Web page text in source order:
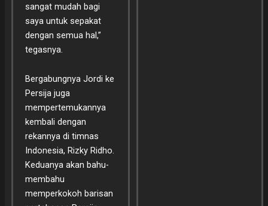
sangat mudah bagi
saya untuk sepakat
dengan semua hal,”
tegasnya.
Bergabungnya Jordi ke
Persija juga
mempertemukannya
kembali dengan
rekannya di timnas
Indonesia, Rizky Ridho.
Keduanya akan bahu-
membahu
memperkokoh barisan